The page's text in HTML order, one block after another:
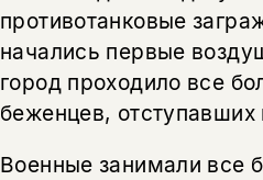
противотанковые
начались первые
город проходило все
беженцев, отступавших
Военные занимали все